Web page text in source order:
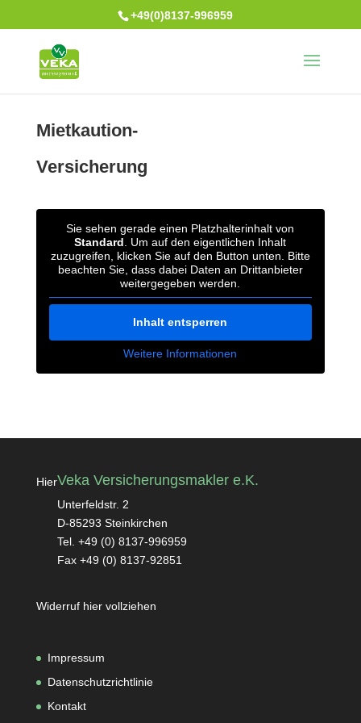
+49(0)8137-996959
Mietkaution-
Versicherung
Sie sehen gerade einen Platzhalterinhalt von
Standard . Um auf den eigentlichen Inhalt
zuzugreifen, klicken Sie auf den Button unten. Bitte
beachten Sie, dass dabei Daten an Drittanbieter
weitergegeben werden.
Inhalt entsperren
Weitere Informationen
HierVeka Versicherungsmakler e.K.
Unterfeldstr. 2
D-85293 Steinkirchen
Tel. +49 (0) 8137-996959
Fax +49 (0) 8137-92851
Widerruf hier vollziehen
Impressum
Datenschutzrichtlinie
Kontakt